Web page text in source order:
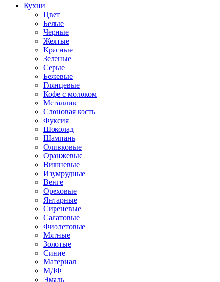
Кухни
Цвет
Белые
Черные
Желтые
Красные
Зеленые
Серые
Бежевые
Глянцевые
Кофе с молоком
Металлик
Слоновая кость
Фуксия
Шоколад
Шампань
Оливковые
Оранжевые
Вишневые
Изумрудные
Венге
Ореховые
Янтарные
Сиреневые
Салатовые
Фиолетовые
Мятные
Золотые
Синие
Материал
МДФ
Эмаль